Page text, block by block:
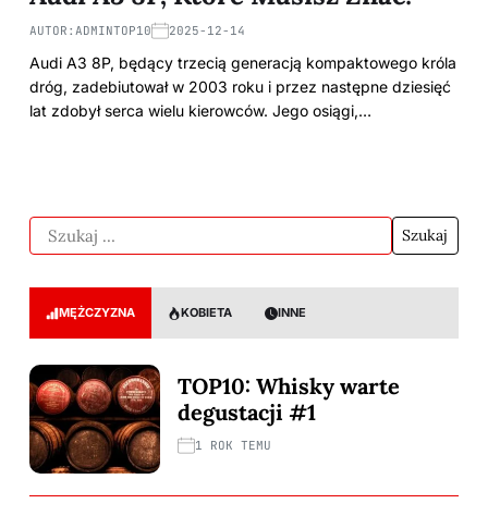
AUTOR: ADMINTOP10 2025-12-14
Audi A3 8P, będący trzecią generacją kompaktowego króla
dróg, zadebiutował w 2003 roku i przez następne dziesięć
lat zdobył serca wielu kierowców. Jego osiągi,…
MĘŻCZYZNA KOBIETA INNE
TOP10: Whisky warte
degustacji #1
1 ROK TEMU